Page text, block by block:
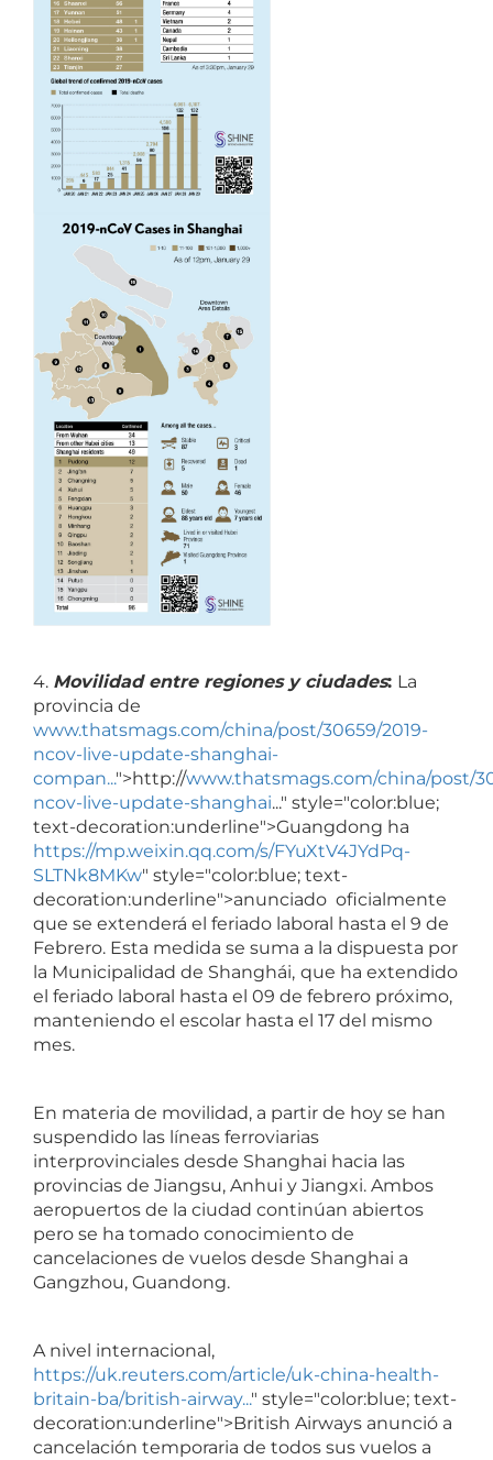
4. Movilidad entre regiones y ciudades: La
provincia de
www.thatsmags.com/china/post/30659/2019-
ncov-live-update-shanghai-
compan...">http://www.thatsmags.com/china/post/
ncov-live-update-shanghai..." style="color:blue;
text-decoration:underline">Guangdong ha
https://mp.weixin.qq.com/s/FYuXtV4JYdPq-
SLTNk8MKw" style="color:blue; text-
decoration:underline">anunciado oficialmente
que se extenderá el feriado laboral hasta el 9 de
Febrero. Esta medida se suma a la dispuesta por
la Municipalidad de Shanghái, que ha extendido
el feriado laboral hasta el 09 de febrero próximo,
manteniendo el escolar hasta el 17 del mismo
mes.
En materia de movilidad, a partir de hoy se han
suspendido las líneas ferroviarias
interprovinciales desde Shanghai hacia las
provincias de Jiangsu, Anhui y Jiangxi. Ambos
aeropuertos de la ciudad continúan abiertos
pero se ha tomado conocimiento de
cancelaciones de vuelos desde Shanghai a
Gangzhou, Guandong.
A nivel internacional,
https://uk.reuters.com/article/uk-china-health-
britain-ba/british-airway..." style="color:blue; text-
decoration:underline">British Airways anunció a
cancelación temporaria de todos sus vuelos a